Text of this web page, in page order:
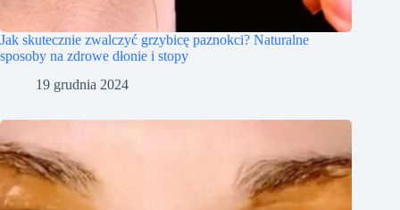
Jak skutecznie zwalczyć grzybicę paznokci? Naturalne
sposoby na zdrowe dłonie i stopy
19 grudnia 2024